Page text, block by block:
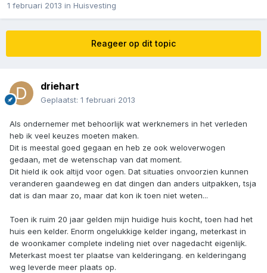
1 februari 2013 in Huisvesting
Reageer op dit topic
driehart
Geplaatst: 1 februari 2013
Als ondernemer met behoorlijk wat werknemers in het verleden
heb ik veel keuzes moeten maken.
Dit is meestal goed gegaan en heb ze ook weloverwogen
gedaan, met de wetenschap van dat moment.
Dit hield ik ook altijd voor ogen. Dat situaties onvoorzien kunnen
veranderen gaandeweg en dat dingen dan anders uitpakken, tsja
dat is dan maar zo, maar dat kon ik toen niet weten...
Toen ik ruim 20 jaar gelden mijn huidige huis kocht, toen had het
huis een kelder. Enorm ongelukkige kelder ingang, meterkast in
de woonkamer complete indeling niet over nagedacht eigenlijk.
Meterkast moest ter plaatse van kelderingang. en kelderingang
weg leverde meer plaats op.